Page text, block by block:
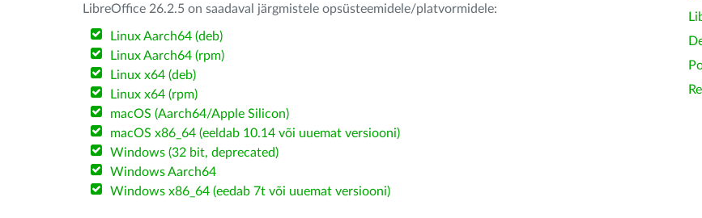
LibreOffice 26.2.5 on saadaval järgmistele opsüsteemidele/platvormidele:
Linux Aarch64 (deb)
Linux Aarch64 (rpm)
Linux x64 (deb)
Linux x64 (rpm)
macOS (Aarch64/Apple Silicon)
macOS x86_64 (eeldab 10.14 või uuemat versiooni)
Windows (32 bit, deprecated)
Windows Aarch64
Windows x86_64 (eedab 7t või uuemat versiooni)